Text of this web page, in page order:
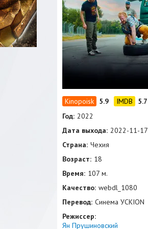
5.9
5.7
Год: 2022
Дата выхода: 2022-11-17
Страна: Чехия
Возраст: 18
Время: 107 м.
Качество: webdl_1080
Перевод: Синема УСKION
Режиссер:
Ян Прушиновский